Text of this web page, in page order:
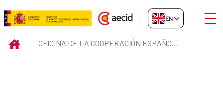
Skip to Main Content
Oficina de la Cooperación
EN-GB
INICIO OFICINA DE LA COOPERACIÓN ESPAÑOLA: SENEGAL